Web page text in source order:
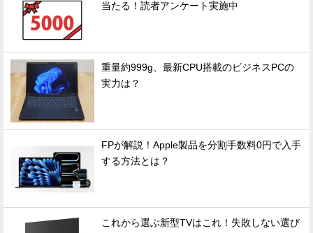
当たる！読者アンケート実施中
重量約999g、最新CPU搭載のビジネスPCの
実力は？
FPが解説！Apple製品を分割手数料0円で入手
する方法とは？
これから選ぶ新型TVはこれ！失敗しない選び